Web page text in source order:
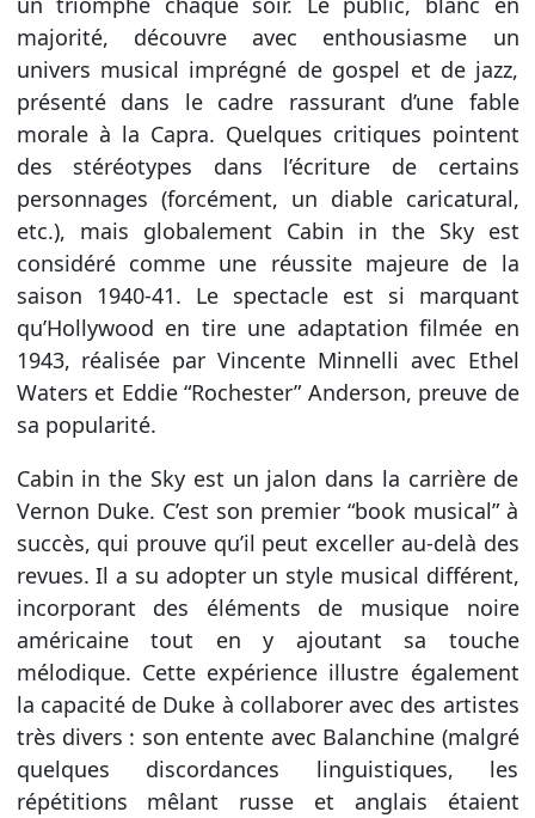
majorité, découvre avec enthousiasme un
univers musical imprégné de gospel et de jazz,
présenté dans le cadre rassurant d’une fable
morale à la Capra. Quelques critiques pointent
des stéréotypes dans l’écriture de certains
personnages (forcément, un diable caricatural,
etc.), mais globalement Cabin in the Sky est
considéré comme une réussite majeure de la
saison 1940-41. Le spectacle est si marquant
qu’Hollywood en tire une adaptation filmée en
1943, réalisée par Vincente Minnelli avec Ethel
Waters et Eddie “Rochester” Anderson, preuve de
sa popularité.
Cabin in the Sky est un jalon dans la carrière de
Vernon Duke. C’est son premier “book musical” à
succès, qui prouve qu’il peut exceller au-delà des
revues. Il a su adopter un style musical différent,
incorporant des éléments de musique noire
américaine tout en y ajoutant sa touche
mélodique. Cette expérience illustre également
la capacité de Duke à collaborer avec des artistes
très divers : son entente avec Balanchine (malgré
quelques discordances linguistiques, les
répétitions mêlant russe et anglais étaient